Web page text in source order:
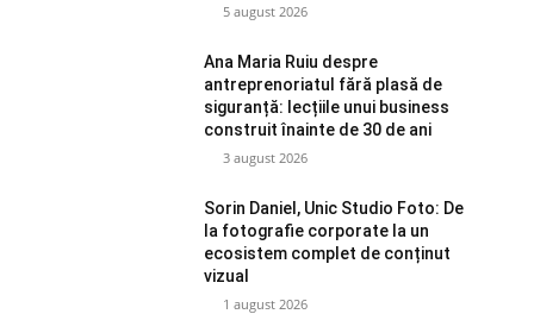
5 august 2026
Ana Maria Ruiu despre
antreprenoriatul fără plasă de
siguranță: lecțiile unui business
construit înainte de 30 de ani
3 august 2026
Sorin Daniel, Unic Studio Foto: De
la fotografie corporate la un
ecosistem complet de conținut
vizual
1 august 2026